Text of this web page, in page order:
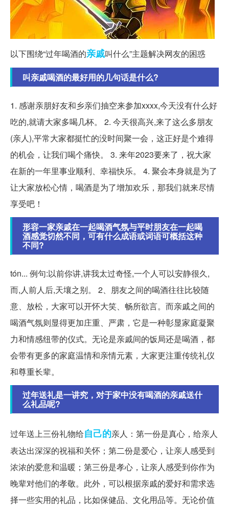
以下围绕“过年喝酒的亲戚叫什么”主题解决网友的困惑
叫亲戚喝酒的最好用的几句话是什么?
1. 感谢亲朋好友和乡亲们抽空来参加xxxx,今天没有什么好
吃的,就请大家多喝几杯。 2. 今天很高兴,来了这么多朋友
(亲人),平常大家都挺忙的没时间聚一会，这正好是个难得
的机会，让我们喝个痛快。 3. 来年2023要来了，祝大家
在新的一年里事业顺利、幸福快乐。 4. 聚会本身就是为了
让大家放松心情，喝酒是为了增加欢乐，那我们就来尽情
享受吧！
形容一家亲戚在一起喝酒气氛与平时朋友在一起喝
酒感觉切然不同，可有什么成语或词语可概括这种
不同?
tón... 例句:以前你讲,讲我太过奇怪,一个人可以安静很久,
而,人前人后,天壤之别。 2、朋友之间的喝酒往往比较随
意、放松，大家可以开怀大笑、畅所欲言。而亲戚之间的
喝酒气氛则显得更加庄重、严肃，它是一种彰显家庭凝聚
力和情感纽带的仪式。无论是亲戚间的饭局还是喝酒，都
会带有更多的家庭温情和亲情元素，大家更注重传统礼仪
和尊重长辈。
过年送礼是一讲究，对于家中没有喝酒的亲戚送什
么礼品呢?
过年送上三份礼物给自己的亲人：第一份是真心，给亲人
表达出深深的祝福和关怀；第二份是爱心，让亲人感受到
浓浓的爱意和温暖；第三份是孝心，让亲人感受到你作为
晚辈对他们的孝敬。此外，可以根据亲戚的爱好和需求选
择一些实用的礼品，比如保健品、文化用品等。无论价值